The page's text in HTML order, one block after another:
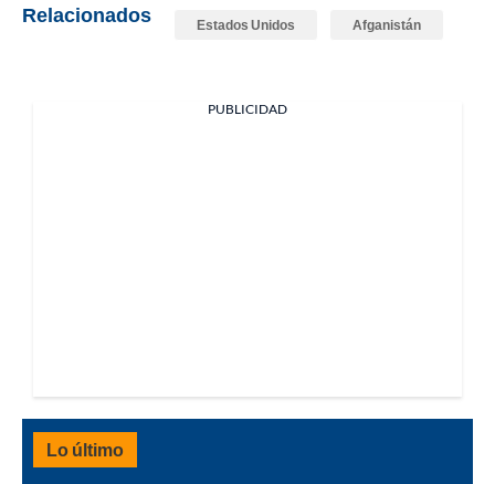
Relacionados Estados Unidos Afganistán
PUBLICIDAD
Lo último